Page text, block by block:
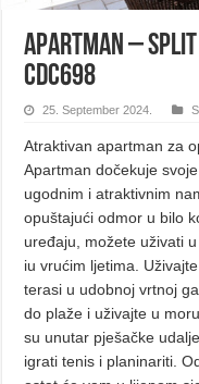
Apartman –
cdc698
25. September 2024.
Atraktivan apartman za
Apartman dočekuje
ugodnim i atraktivnim
opuštajući odmor u bilo
uređaju, možete uživati
iu vrućim ljetima.
terasi u udobnoj vrtnoj
do plaže i uživajte u
su unutar pješačke
igrati tenis i planinariti.